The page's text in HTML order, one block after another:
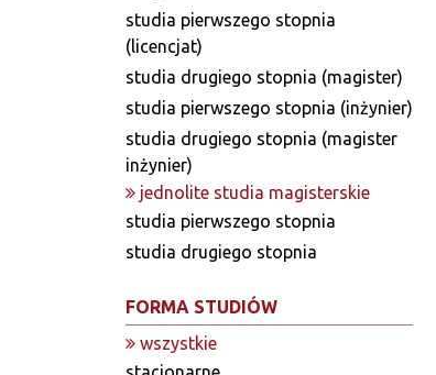
studia pierwszego stopnia
(licencjat)
studia drugiego stopnia (magister)
studia pierwszego stopnia (inżynier)
studia drugiego stopnia (magister
inżynier)
jednolite studia magisterskie
studia pierwszego stopnia
studia drugiego stopnia
FORMA STUDIÓW
wszystkie